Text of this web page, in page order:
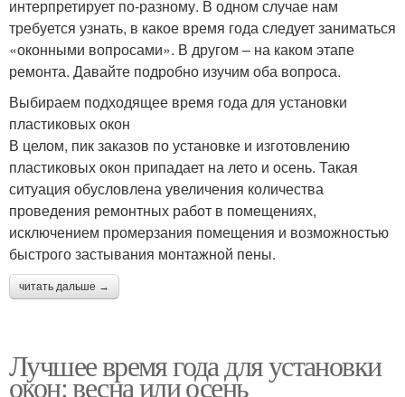
интерпретирует по-разному. В одном случае нам
требуется узнать, в какое время года следует заниматься
«оконными вопросами». В другом – на каком этапе
ремонта. Давайте подробно изучим оба вопроса.
Выбираем подходящее время года для установки
пластиковых окон
В целом, пик заказов по установке и изготовлению
пластиковых окон припадает на лето и осень. Такая
ситуация обусловлена увеличения количества
проведения ремонтных работ в помещениях,
исключением промерзания помещения и возможностью
быстрого застывания монтажной пены.
читать дальше →
Лучшее время года для установки
окон: весна или осень